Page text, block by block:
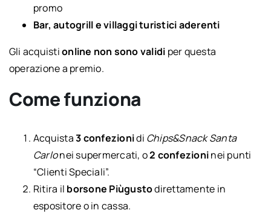
promo
Bar, autogrill e villaggi turistici aderenti
Gli acquistionline non sono validi per questa
operazione a premio.
Come funziona
Acquista3 confezionidi Chips&Snack Santa
Carlonei supermercati, o2 confezioninei punti
“Clienti Speciali”.
Ritira il borsone Piùgustodirettamente in
espositore o in cassa.